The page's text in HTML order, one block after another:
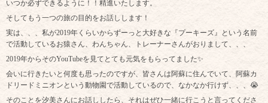
いつか必ずできるように！！精進いたします。
そしてもう一つの旅の目的をお話しします！
実は、、、私が2019年くらいからずーっと大好きな『プーキーズ』という名前
で活動しているお猿さん、わんちゃん、トレーナーさんがおりまして、、、
2019年からそのYouTubeを見てとても元気をもらってました✨
会いに行きたいと何度も思ったのですが、皆さんは阿蘇に住んでいて、阿蘇カ
ドリードミニオンという動物園で活動しているので、なかなか行けず、、、😭
そのことを汐美さんにお話ししたら、それはぜひ一緒に行こうと言ってくださ